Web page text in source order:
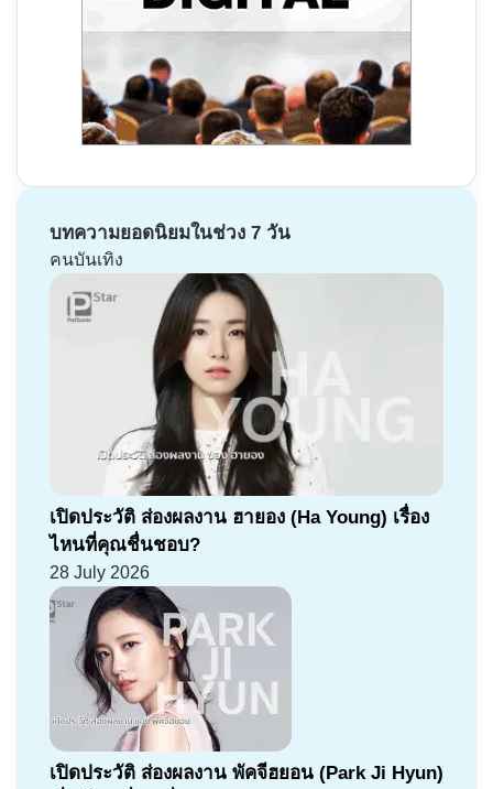
บทความยอดนิยมในช่วง 7 วัน
คนบันเทิง
เปิดประวัติ ส่องผลงาน ฮายอง (Ha Young) เรื่อง
ไหนที่คุณชื่นชอบ?
28 July 2026
เปิดประวัติ ส่องผลงาน พัคจีฮยอน (Park Ji Hyun)